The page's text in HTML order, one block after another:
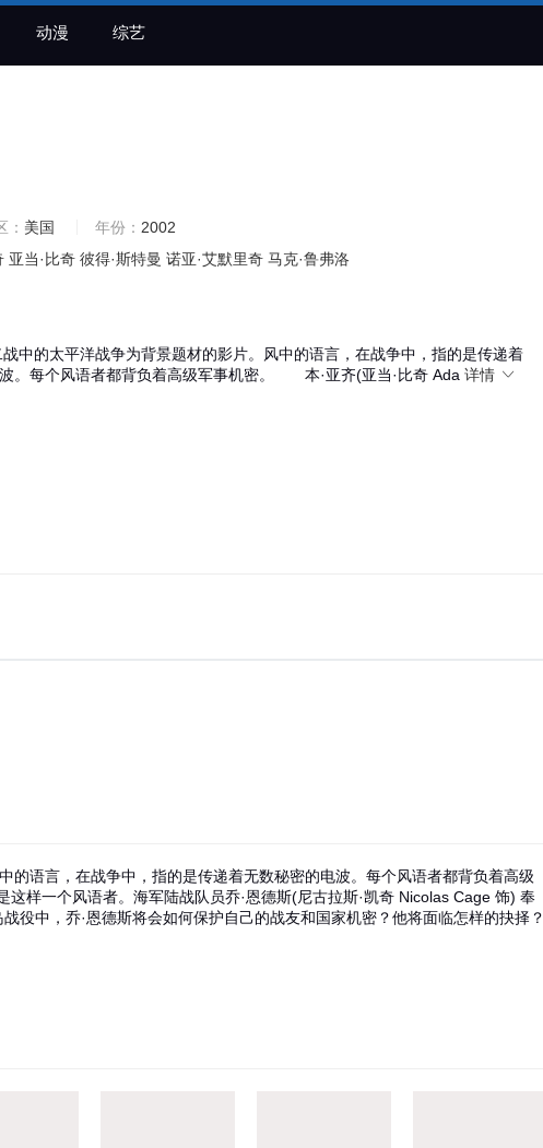
动漫 综艺
： 美国 年份： 2002
亚当·比奇 彼得·斯特曼 诺亚·艾默里奇 马克·鲁弗洛
中的太平洋战争为背景题材的影片。风中的语言，在战争中，指的是传递着
。每个风语者都背负着高级军事机密。 本·亚齐(亚当·比奇 Ada 详情
的语言，在战争中，指的是传递着无数秘密的电波。每个风语者都背负着高级
一个风语者。海军陆战队员乔·恩德斯(尼古拉斯·凯奇 Nicolas Cage 饰) 奉
役中，乔·恩德斯将会如何保护自己的战友和国家机密？他将面临怎样的抉择？